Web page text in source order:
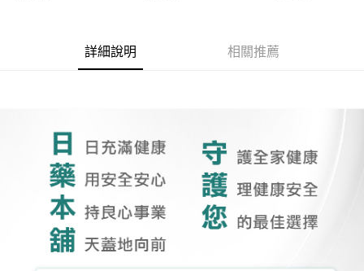
每筆NT$300，滿NT$3,000(含以上)免運費
詳細說明 相關推薦